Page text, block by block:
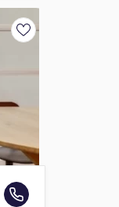
Ajouter aux favoris